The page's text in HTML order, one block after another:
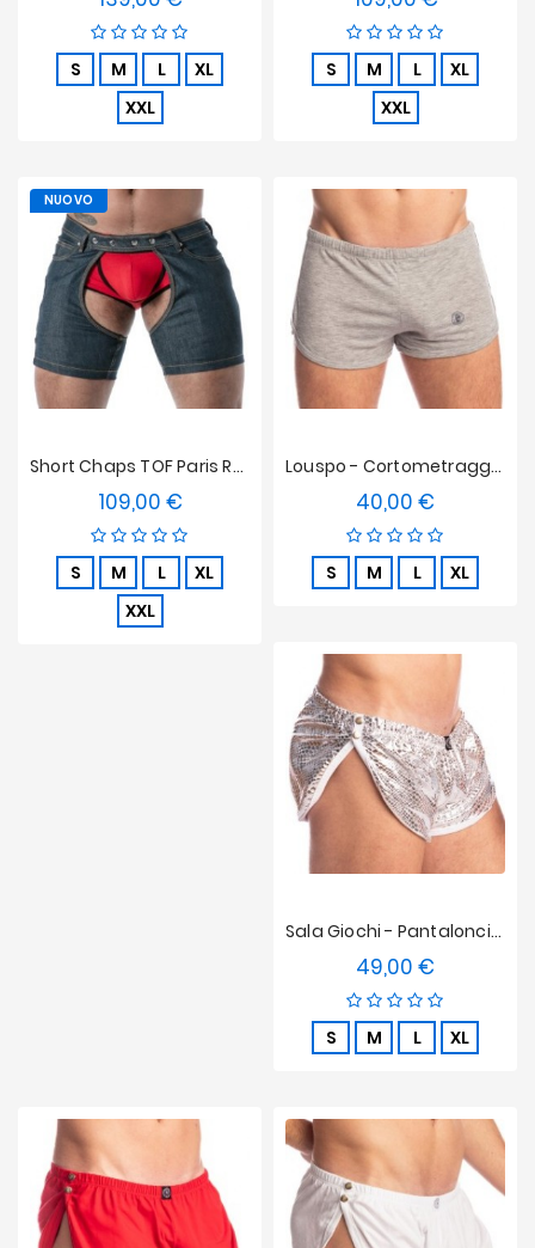
S M L
XL
XXL
S M L
XL
XXL
Short Chaps TOF Paris Raw Denim - Blu
109,00 €Prezzo
S M L
XL
XXL
NUOVO
Louspo - Cortometraggio Floppy L'Homme Invisible
40,00 €
S M L XL
Sala Giochi - Pantaloncini L'homme Invisible Striptease - Python Silver
49,00 €
S M L XL